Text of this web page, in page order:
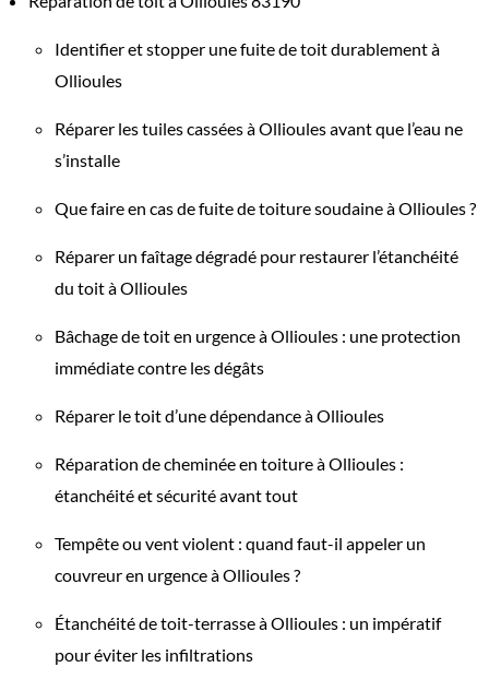
Identifier et stopper une fuite de toit durablement à
Ollioules
Réparer les tuiles cassées à Ollioules avant que l’eau ne
s’installe
Que faire en cas de fuite de toiture soudaine à Ollioules ?
Réparer un faîtage dégradé pour restaurer l’étanchéité
du toit à Ollioules
Bâchage de toit en urgence à Ollioules : une protection
immédiate contre les dégâts
Réparer le toit d’une dépendance à Ollioules
Réparation de cheminée en toiture à Ollioules :
étanchéité et sécurité avant tout
Tempête ou vent violent : quand faut-il appeler un
couvreur en urgence à Ollioules ?
Étanchéité de toit-terrasse à Ollioules : un impératif
pour éviter les infiltrations